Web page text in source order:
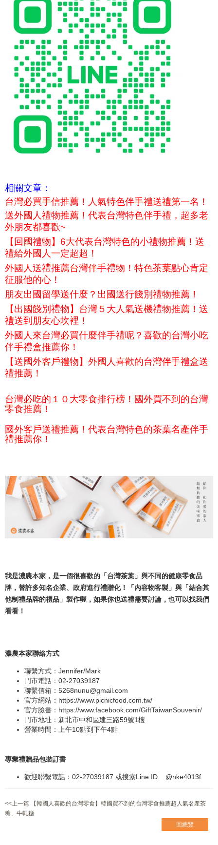
相關文章：
台灣必買手信推薦！人氣特色伴手禮送禮第一名！
送外國人禮物推薦！代表台灣特色伴手禮，超多老
外朋友都喜歡~
【回國禮物】6大代表台灣特色的小禮物推薦！送
禮給外國人一定超超！
外國人送禮推薦台灣伴手禮物！特色茶葉點心肯定
征服他的心！
朋友出國留學送什麼？出國送行餞別禮物推薦！
【出國餞別禮物】台灣５大人氣送機禮物推薦！送
禮送到朋友心坎裡！
外國人來台灣必買什麼伴手禮呢？喜歡的台灣小吃
伴手禮盒推薦你！
【送國外客戶禮物】外國人喜歡的台灣伴手禮盒送
禮推薦！
台灣必吃的１０大零食排行榜！國外買不到的台灣
零食推薦！
國外客戶送禮推薦！代表台灣特色的茶葉名產伴手
禮推薦你！
我是濃農本家，是一個很喜歡的「台灣茶葉」與不同的健康零食品
牌，替許多知名企業、政府進行禮贈化！「內容物客製」與「結合其
他制禮品牌的禮品」製作喔，如果你也送禮需要討論，也可以找我們
看看！
濃農本家聯絡方式
聯繫方式：Jennifer/Mark
門市電話：02-27039187
聯繫信箱： 5268nunu@gmail.com
官方網站： https://www.picnicfood.com.tw/
官方臉書： https://www.facebook.com/GiftTaiwanSouvenir/
門市地址：新北市中和區建三路59號1樓
營業時間：上午10點到下午4點
專業禮贈品包裝訂書
歡迎聯繫電話：02-27039187 或搜索Line ID: @nke4013f
<<上一篇 【韓國人喜歡的台灣零食】韓國買不到的台灣零食推薦超人氣名產茶
糖、牛軋糖
回總覽